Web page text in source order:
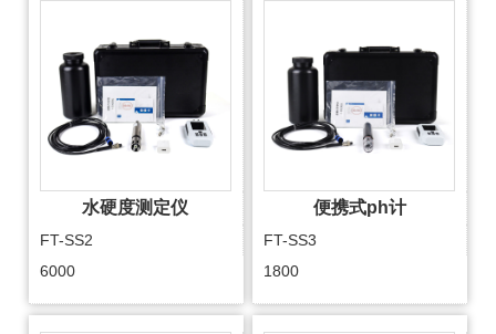
水硬度测定仪
FT-SS2
6000
便携式ph计
FT-SS3
1800